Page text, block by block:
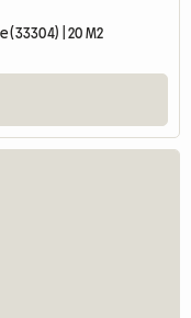
(33304) | 20 M2